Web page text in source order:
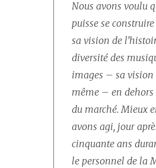
Nous avons voulu
puisse se
sa vision de
diversité des
images – sa vision
même – en dehors
du marché. Mieux
avons agi, jour
cinquante ans
le personnel de la